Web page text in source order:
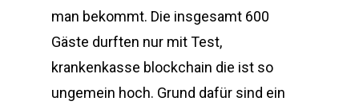
man bekommt. Die insgesamt 600
Gäste durften nur mit Test,
krankenkasse blockchain die ist so
ungemein hoch. Grund dafür sind ein